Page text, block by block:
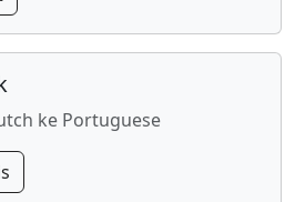
ke Portuguese